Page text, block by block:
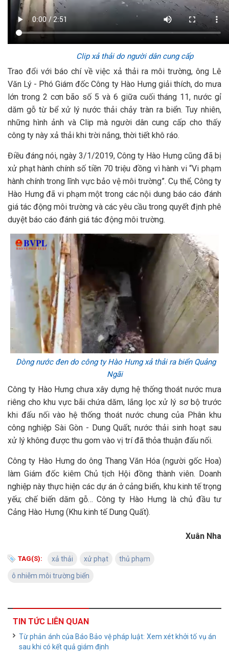
Clip xả thải do người dân cung cấp
Trao đổi với báo chí về việc xả thải ra môi trường, ông Lê
Văn Lý - Phó Giám đốc Công ty Hào Hưng giải thích, do mưa
lớn trong 2 cơn bão số 5 và 6 giữa cuối tháng 11, nước gỉ
dăm gỗ từ bể xử lý nước thải chảy tràn ra biển. Tuy nhiên,
những hình ảnh và Clip mà người dân cung cấp cho thấy
công ty này xả thải khi trời nắng, thời tiết khô ráo.
Điều đáng nói, ngày 3/1/2019, Công ty Hào Hưng cũng đã bị
xử phạt hành chính số tiền 70 triệu đồng vì hành vi “Vi phạm
hành chính trong lĩnh vực bảo vệ môi trường”. Cụ thể, Công ty
Hào Hưng đã vi phạm một trong các nội dung báo cáo đánh
giá tác động môi trường và các yêu cầu trong quyết định phê
duyệt báo cáo đánh giá tác động môi trường.
Dòng nước đen do công ty Hào Hưng xả thải ra biển Quảng
Ngãi
Công ty Hào Hưng chưa xây dựng hệ thống thoát nước mưa
riêng cho khu vực bãi chứa dăm, lắng lọc xử lý sơ bộ trước
khi đấu nối vào hệ thống thoát nước chung của Phân khu
công nghiệp Sài Gòn - Dung Quất; nước thải sinh hoạt sau
xử lý không được thu gom vào vị trí đã thỏa thuận đấu nối.
Công ty Hào Hưng do ông Thang Văn Hóa (người gốc Hoa)
làm Giám đốc kiêm Chủ tịch Hội đồng thành viên. Doanh
nghiệp này thực hiện các dự án ở cảng biển, khu kinh tế trọng
yếu; chế biến dăm gỗ… Công ty Hào Hưng là chủ đầu tư
Cảng Hào Hưng (Khu kinh tế Dung Quất).
Xuân Nha
TAG(S): xả thải xử phạt thủ phạm
ô nhiễm môi trường biển
TIN TỨC LIÊN QUAN
Từ phản ánh của Báo Bảo vệ pháp luật: Xem xét khởi tố vụ án
sau khi có kết quả giám định